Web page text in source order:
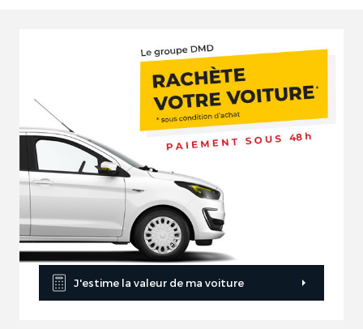
J'estime la valeur de ma voiture